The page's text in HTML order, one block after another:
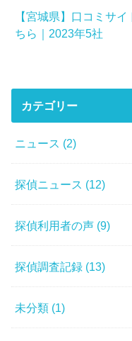
【宮城県】口コミサ
ちら｜2023年5社
カテゴリー
ニュース (2)
探偵ニュース (12)
探偵利用者の声 (9)
探偵調査記録 (13)
未分類 (1)